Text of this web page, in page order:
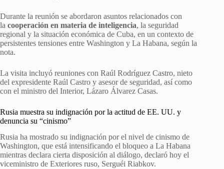
Durante la reunión se abordaron asuntos relacionados con
la cooperación en materia de inteligencia, la seguridad
regional y la situación económica de Cuba, en un contexto de
persistentes tensiones entre Washington y La Habana, según la
nota.
La visita incluyó reuniones con Raúl Rodríguez Castro, nieto
del expresidente Raúl Castro y asesor de seguridad, así como
con el ministro del Interior, Lázaro Álvarez Casas.
Rusia muestra su indignación por la actitud de EE. UU. y
denuncia su “cinismo”
Rusia ha mostrado su indignación por el nivel de cinismo de
Washington, que está intensificando el bloqueo a La Habana
mientras declara cierta disposición al diálogo, declaró hoy el
viceministro de Exteriores ruso, Serguéi Riabkov.